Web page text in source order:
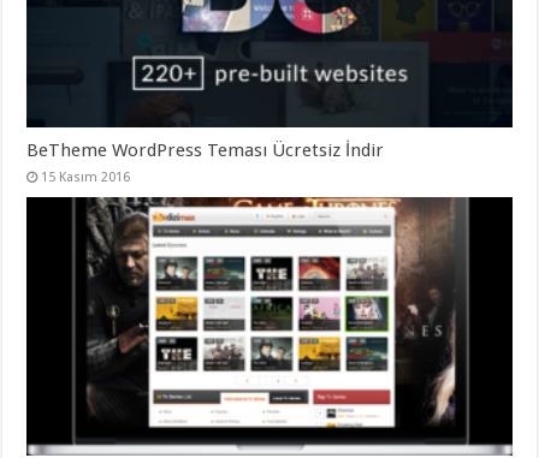
BeTheme WordPress Teması Ücretsiz İndir
15 Kasım 2016